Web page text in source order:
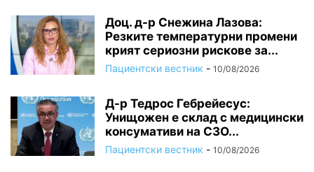
Доц. д-р Снежина Лазова:
Резките температурни промени
крият сериозни рискове за...
Пациентски вестник - 10/08/2026
Д-р Тедрос Гебрейесус:
Унищожен е склад с медицински
консумативи на СЗО...
Пациентски вестник - 10/08/2026